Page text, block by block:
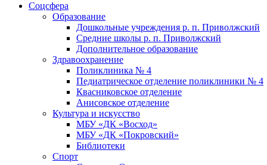
Соцсфера
Образование
Дошкольные учреждения р. п. Приволжский
Средние школы р. п. Приволжский
Дополнительное образование
Здравоохранение
Поликлиника № 4
Педиатрическое отделение поликлиники № 4
Квасниковское отделение
Анисовское отделение
Культура и искусство
МБУ «ДК «Восход»
МБУ «ДК «Покровский»
Библиотеки
Спорт